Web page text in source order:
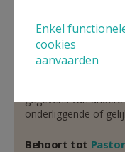
Niet gevonden wat
gegevens van
onderliggende of
Behoort tot
Enkel
cookies
aanvaarden